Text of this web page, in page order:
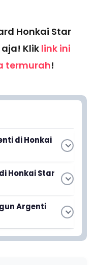
Honkai Star
Kliklink ini
termurah!
di Honkai
5 dengan
pada event
pada tanggal 5
Honkai Star
Thorns of
5 Desember.
baru saja
Argenti
Argenti dengan